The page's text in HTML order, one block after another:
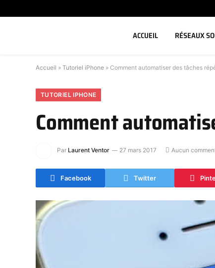
ACCUEIL RÉSEAUX
Accueil » Tutoriel iPhone » Comment automatiser des tâches
TUTORIEL IPHONE
Comment
Par Laurent Ventor 27 mars 2017 Aucun
Facebook Twitter